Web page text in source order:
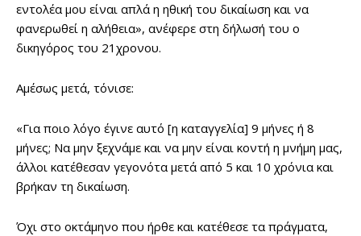
εντολέα μου είναι απλά η ηθική του δικαίωση και να
φανερωθεί η αλήθεια», ανέφερε στη δήλωσή του ο
δικηγόρος του 21χρονου.
Αμέσως μετά, τόνισε:
«Για ποιο λόγο έγινε αυτό [η καταγγελία] 9 μήνες ή 8
μήνες; Να μην ξεχνάμε και να μην είναι κοντή η μνήμη μας,
άλλοι κατέθεσαν γεγονότα μετά από 5 και 10 χρόνια και
βρήκαν τη δικαίωση.
Όχι στο οκτάμηνο που ήρθε και κατέθεσε τα πράγματα,